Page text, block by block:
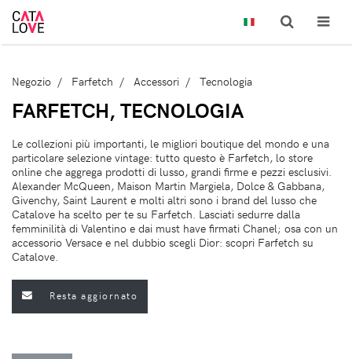
Negozio Farfetch Accessori Tecnologia
FARFETCH, TECNOLOGIA
Le collezioni più importanti, le migliori boutique del mondo e una
particolare selezione vintage: tutto questo è Farfetch, lo store
online che aggrega prodotti di lusso, grandi firme e pezzi esclusivi.
Alexander McQueen, Maison Martin Margiela, Dolce & Gabbana,
Givenchy, Saint Laurent e molti altri sono i brand del lusso che
Catalove ha scelto per te su Farfetch. Lasciati sedurre dalla
femminilità di Valentino e dai must have firmati Chanel; osa con un
accessorio Versace e nel dubbio scegli Dior: scopri Farfetch su
Catalove.
Resta aggiornato